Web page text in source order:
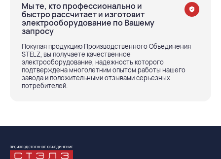
Мы те, кто профессионально и
быстро рассчитает и изготовит
электрооборудование по Вашему
запросу
Покупая продукцию Производственного Объединения
STELZ, вы получаете качественное
электрооборудование, надежность которого
подтверждена многолетним опытом работы нашего
завода и положительными отзывами серьезных
потребителей.